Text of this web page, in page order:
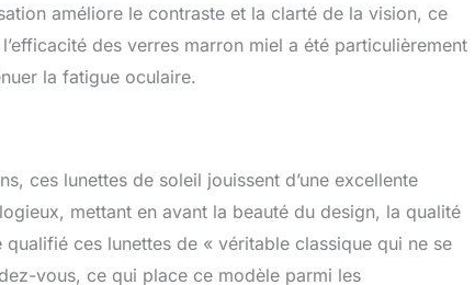
améliore le contraste et la clarté de la vision, ce
des verres marron miel a été particulièrement
la fatigue oculaire.
ces lunettes de soleil jouissent d’une excellente
mettant en avant la beauté du design, la qualité
ces lunettes de « véritable classique qui ne se
vous, ce qui place ce modèle parmi les